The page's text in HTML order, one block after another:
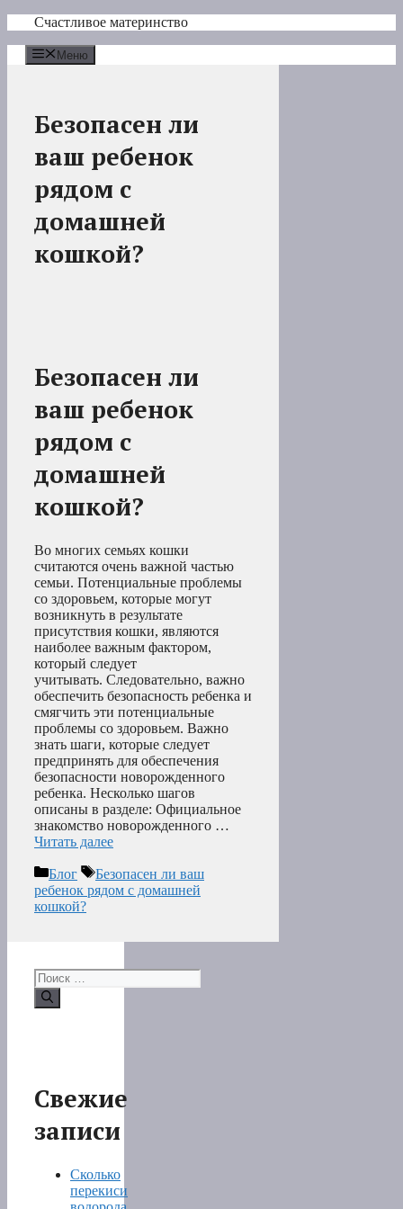
Перейти
содержимому
Счастливое материнство
Меню
Безопасен ли
ваш ребенок
рядом с
домашней
кошкой?
Безопасен ли
ваш ребенок
рядом с
домашней
кошкой?
Во многих семьях кошки
считаются очень важной частью
семьи. Потенциальные проблемы
со здоровьем, которые могут
возникнуть в результате
присутствия кошки, являются
наиболее важным фактором,
который следует
учитывать. Следовательно, важно
обеспечить безопасность ребенка и
смягчить эти потенциальные
проблемы со здоровьем. Важно
знать шаги, которые следует
предпринять для обеспечения
безопасности новорожденного
ребенка. Несколько шагов
описаны в разделе: Официальное
знакомство новорожденного …
Читать далее
Рубрики
Блог Метки
Безопасен ли ваш
ребенок рядом с домашней
кошкой?
Поиск:
Свежие
записи
Сколько
перекиси